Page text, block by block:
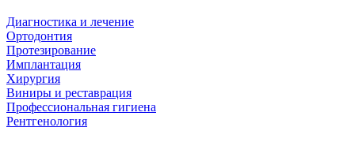
Диагностика и лечение
Ортодонтия
Протезирование
Имплантация
Хирургия
Виниры и реставрация
Профессиональная гигиена
Рентгенология